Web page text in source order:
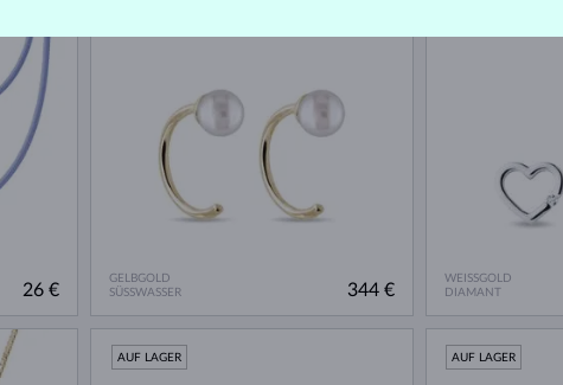
26 €
GELBGOLD
SÜSSWASSER
344 €
WEISSGOLD
DIAMANT
AUF LAGER AUF LAGER